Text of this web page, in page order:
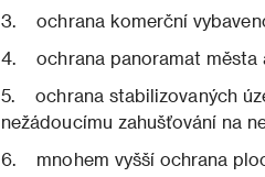
3. ochrana komerční
4. ochrana panoramat města
5. ochrana stabilizovaných
nežádoucímu zahušťování na
6. mnohem vyšší ochrana